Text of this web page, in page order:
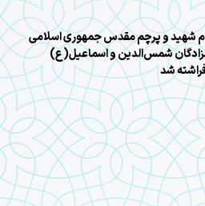
شهید و پرچم مقدس جمهوری اسلامی
شمس‌الدین و اسماعیل(ع)
شد